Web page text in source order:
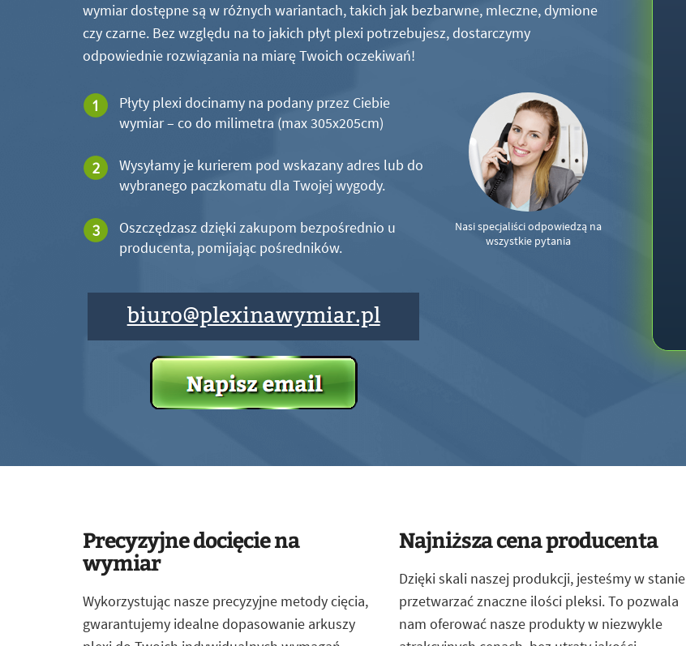
wymiar dostępne są w różnych wariantach, takich jak bezbarwne, mleczne, dymione
czy czarne. Bez względu na to jakich płyt plexi potrzebujesz, dostarczymy
odpowiednie rozwiązania na miarę Twoich oczekiwań!
Płyty plexi docinamy na podany przez Ciebie
wymiar – co do milimetra (max 305x205cm)
Wysyłamy je kurierem pod wskazany adres lub do
wybranego paczkomatu dla Twojej wygody.
Oszczędzasz dzięki zakupom bezpośrednio u
producenta, pomijając pośredników.
biuro@plexinawymiar.pl
Nasi specjaliści odpowiedzą na
wszystkie pytania
Precyzyjne docięcie na
wymiar
Wykorzystując nasze precyzyjne metody cięcia,
gwarantujemy idealne dopasowanie arkuszy
Najniższa cena producenta
Dzięki skali naszej produkcji, jesteśmy w stanie
przetwarzać znaczne ilości pleksi. To pozwala
nam oferować nasze produkty w niezwykle